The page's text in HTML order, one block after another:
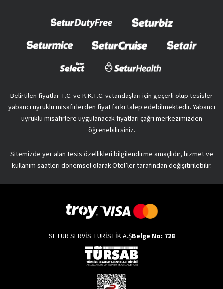
Belirtilen fiyatlar T.C. ve K.K.T.C. vatandaşları için geçerli olup tesisler
yabancı uyruklu misafirlerden fiyat farkı talep edebilmektedir. Yabancı
uyruklu misafirlere uygulanacak fiyatları çağrı merkezimizden
öğrenebilirsiniz.
Sitemizde yer alan tesis özellikleri bilgilendirme amaçlıdır, hizmet ve
kullanım saatleri dönemsel olarak Otel’ler tarafından değişitirilebilir.
SETUR SERVİS TURİSTİK A.ŞBelge No: 728